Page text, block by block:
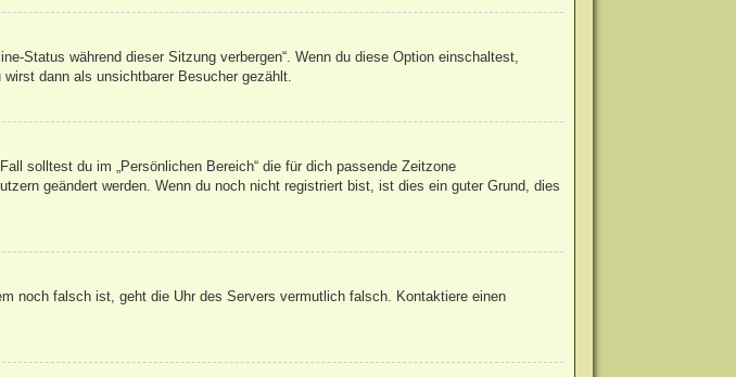
Status während dieser Sitzung verbergen“. Wenn du diese Option einschaltest,
dann als unsichtbarer Besucher gezählt.
solltest du im „Persönlichen Bereich“ die für dich passende Zeitzone
geändert werden. Wenn du noch nicht registriert bist, ist dies ein guter Grund, dies
noch falsch ist, geht die Uhr des Servers vermutlich falsch. Kontaktiere einen